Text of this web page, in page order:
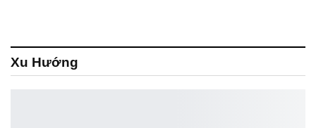
Xu Hướng